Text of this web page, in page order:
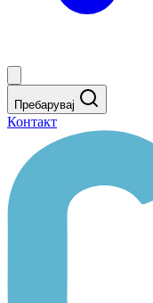
Пребарувај
Контакт